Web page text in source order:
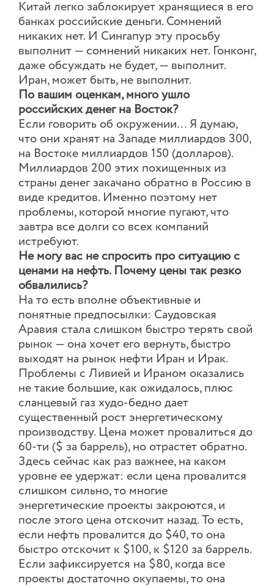
Китай легко заблокирует хранящиеся в его
банках российские деньги. Сомнений
никаких нет. И Сингапур эту просьбу
выполнит — сомнений никаких нет. Гонконг,
даже обсуждать не будет, — выполнит.
Иран, может быть, не выполнит.
По вашим оценкам, много ушло
российских денег на Восток?
Если говорить об окружении… Я думаю,
что они хранят на Западе миллиардов 300,
на Востоке миллиардов 150 (долларов).
Миллиардов 200 этих похищенных из
страны денег закачано обратно в Россию в
виде кредитов. Именно поэтому нет
проблемы, которой многие пугают, что
завтра все долги со всех компаний
истребуют.
Не могу вас не спросить про ситуацию с
ценами на нефть. Почему цены так резко
обвалились?
На то есть вполне объективные и
понятные предпосылки: Саудовская
Аравия стала слишком быстро терять свой
рынок — она хочет его вернуть, быстро
выходят на рынок нефти Иран и Ирак.
Проблемы с Ливией и Ираном оказались
не такие большие, как ожидалось, плюс
сланцевый газ худо-бедно дает
существенный рост энергетическому
производству. Цена может провалиться до
60-ти ($ за баррель), но отрастет обратно.
Здесь сейчас как раз важнее, на каком
уровне ее удержат: если цена провалится
слишком сильно, то многие
энергетические проекты закроются, и
после этого цена отскочит назад. То есть,
если нефть провалится до $40, то она
быстро отскочит к $100, к $120 за баррель.
Если зафиксируется на $80, когда все
проекты достаточно окупаемы, то она